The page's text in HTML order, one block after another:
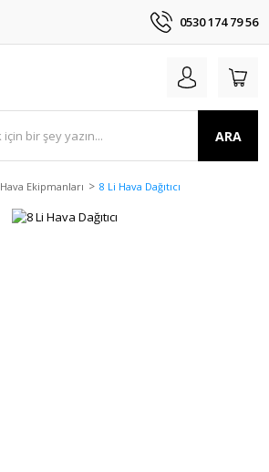
0530 174 79 56
ARA
Hava Ekipmanları 8 Li Hava Dağıtıcı